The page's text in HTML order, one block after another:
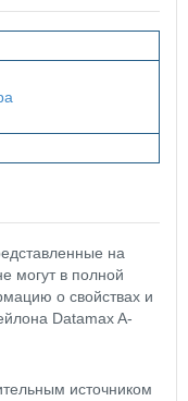
на
могут в полной
о свойствах и
Datamax A-
источником